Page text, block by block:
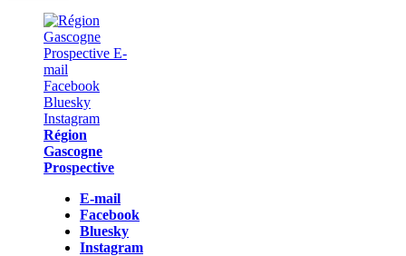
Région
Gascogne
Prospective
E-mail
Facebook
Bluesky
Instagram